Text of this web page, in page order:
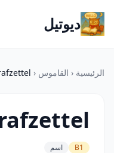
ديوتيل
الرئيسية ‹ القاموس ‹
B1 اسم